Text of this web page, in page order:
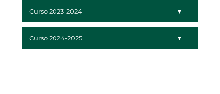
Curso 2023-2024
Curso 2024-2025